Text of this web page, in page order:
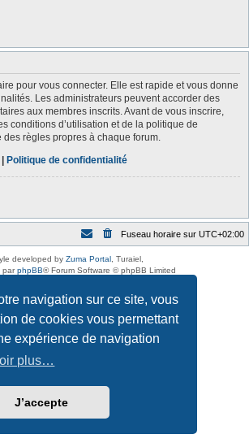
navigation sur ce site, vous
de cookies vous permettant
expérience de navigation
plus…
J’accepte
pour vous connecter. Elle est rapide et vous donne
Les administrateurs peuvent accorder des
aux membres inscrits. Avant de vous inscrire,
conditions d’utilisation et de la politique de
règles propres à chaque forum.
| Politique de confidentialité
Fuseau horaire sur UTC+02:00
developed by Zuma Portal , Turaiel,
parphpBB® Forum Software © phpBB Limited
Confidentialité|Conditions